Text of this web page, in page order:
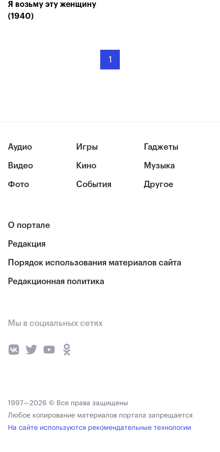
Я возьму эту женщину
(1940)
1
Аудио
Видео
Фото
Игры
Кино
События
Гаджеты
Музыка
Другое
О портале
Редакция
Порядок использования материалов сайта
Редакционная политика
Мы в социальных сетях
1997—2026 © Все права защищены
Любое копирование материалов портала запрещается
На сайте используются рекомендательные технологии